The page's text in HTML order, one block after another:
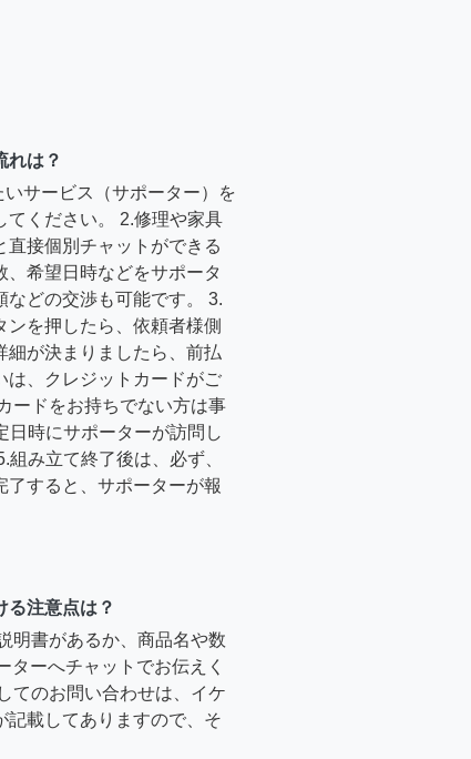
れは？
サービス（サポーター）を
てください。 2.修理や家具
直接個別チャットができる
、希望日時などをサポータ
などの交渉も可能です。 3.
を押したら、依頼者様側
細が決まりましたら、前払
は、クレジットカードがご
ードをお持ちでない方は事
日時にサポーターが訪問し
み立て終了後は、必ず、
すると、サポーターが報
る注意点は？
明書があるか、商品名や数
ターへチャットでお伝えく
てのお問い合わせは、イケ
記載してありますので、そ